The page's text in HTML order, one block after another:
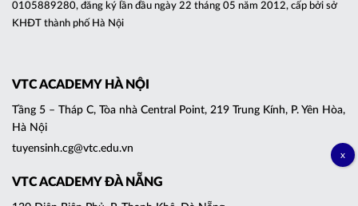
0105889280, đăng ký lần đầu ngày 22 tháng 05 năm 2012, cấp bởi sở
KHĐT thành phố Hà Nội
VTC ACADEMY HÀ NỘI
Tầng 5 – Tháp C, Tòa nhà Central Point, 219 Trung Kính, P. Yên Hòa,
Hà Nội
tuyensinh.cg@vtc.edu.vn
VTC ACADEMY ĐÀ NẴNG